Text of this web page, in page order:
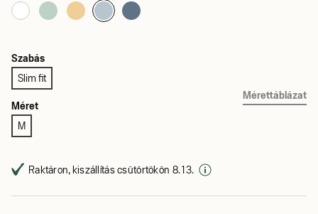
Szabás
Slim fit
Méret
M
Mérettáblázat
Raktáron, kiszállítás csütörtökön 8. 13.